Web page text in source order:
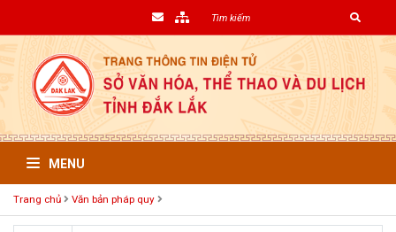
MENU
Trang chủ Văn bản pháp quy